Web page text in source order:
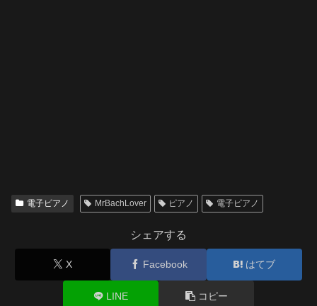
電子ピアノ MrBachLover ピアノ 電子ピアノ
シェアする
X Facebook はてブ
LINE コピー